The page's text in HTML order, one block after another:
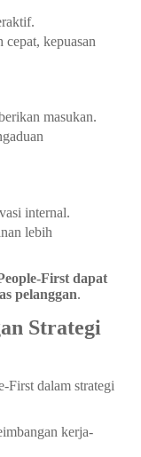
kepuasan
masukan.
internal.
lebih
First dapat
pelanggan.
Strategi
First dalam strategi
kerja-